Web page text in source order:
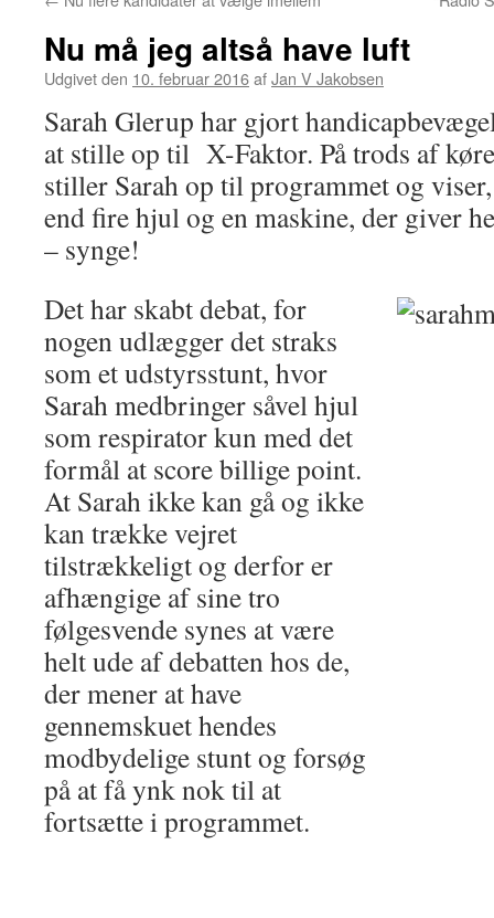
Nu må jeg altså have luft
Udgivet den 10. februar 2016afJan V Jakobsen
Sarah Glerup har gjort
at stille op til X-Faktor. På trods af
stiller Sarah op til programmet og
end fire hjul og en maskine, der giver
– synge!
Det har skabt debat, for
nogen udlægger det straks
som et udstyrsstunt, hvor
Sarah medbringer såvel hjul
som respirator kun med det
formål at score billige point.
At Sarah ikke kan gå og ikke
kan trække vejret
tilstrækkeligt og derfor er
afhængige af sine tro
følgesvende synes at være
helt ude af debatten hos de,
der mener at have
gennemskuet hendes
modbydelige stunt og forsøg
på at få ynk nok til at
fortsætte i programmet.